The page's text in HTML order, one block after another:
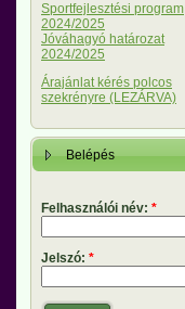
Sportfejlesztési program
2024/2025
Jóváhagyó határozat
2024/2025
Árajánlat kérés polcos
szekrényre (LEZÁRVA)
Belépés
Felhasználói név: *
Jelszó: *